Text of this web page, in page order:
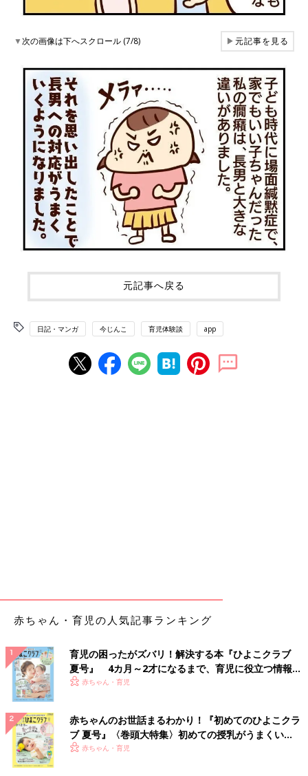
▼次の画像は下へスクロール (7/8) ▶元記事を見る
元記事へ戻る
日記・マンガ 今じんこ 育児体験談 app
赤ちゃん・育児の人気記事ランキング
育児の困ったがズバリ！解決する本『ひよこクラブ
夏号』 4カ月～2才になるまで、育児に役立つ情報が
いっぱい！
赤ちゃん・育児
赤ちゃんのお世話まるわかり！『初めてのひよこクラ
ブ 夏号』〈巻頭大特集〉初めての授乳がうまくい
く！ おっぱい・ミルクの基本と夏のトラブル 解決テ
赤ちゃん・育児